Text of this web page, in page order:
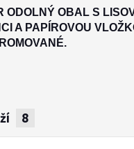
ODOLNÝ OBAL S
A PAPÍROVOU
8